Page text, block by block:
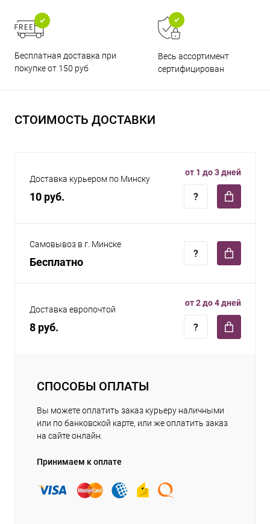
Бесплатная доставка при
покупке от 150 руб
Весь ассортимент
сертифицирован
СТОИМОСТЬ ДОСТАВКИ
Доставка курьером по Минску
10 руб.
от 1 до 3 дней
Самовывоз в г. Минске
Бесплатно
Доставка европочтой
8 руб.
от 2 до 4 дней
СПОСОБЫ ОПЛАТЫ
Вы можете оплатить заказ курьеру наличными
или по банковской карте, или же оплатить заказ
на сайте онлайн.
Принимаем к оплате